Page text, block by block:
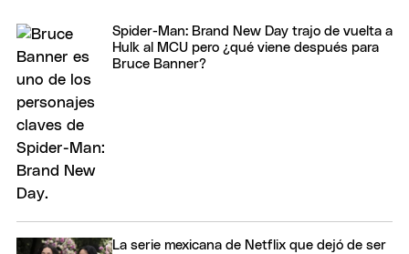
Spider-Man: Brand New Day trajo de vuelta a
Hulk al MCU pero ¿qué viene después para
Bruce Banner?
La serie mexicana de Netflix que dejó de ser